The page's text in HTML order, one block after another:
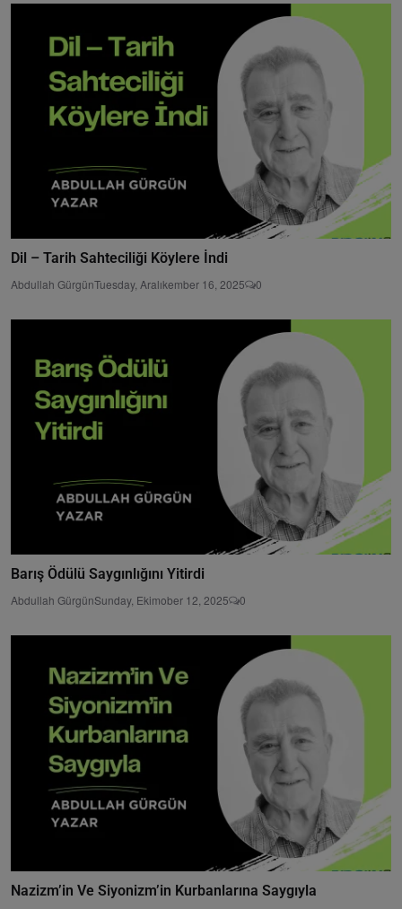
Dil – Tarih Sahteciliği Köylere İndi
Abdullah GürgünTuesday, Aralıkember 16, 2025 0
Barış Ödülü Saygınlığını Yitirdi
Abdullah GürgünSunday, Ekimober 12, 2025 0
Nazizm’in Ve Siyonizm’in Kurbanlarına Saygıyla